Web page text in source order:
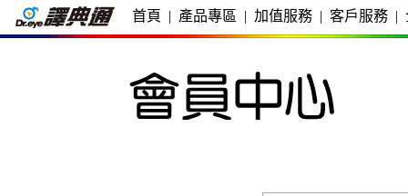
首頁 | 產品專區 | 加值服務 | 客戶服務 |